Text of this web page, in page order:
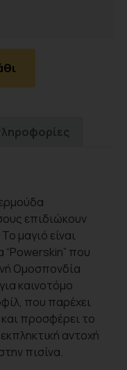
επιδιώκουν
μαγιό είναι
“Powerskin” που
Ομοσπονδία
καινοτόμο
που παρέχει
προσφέρει το
αντοχή
πισίνα.